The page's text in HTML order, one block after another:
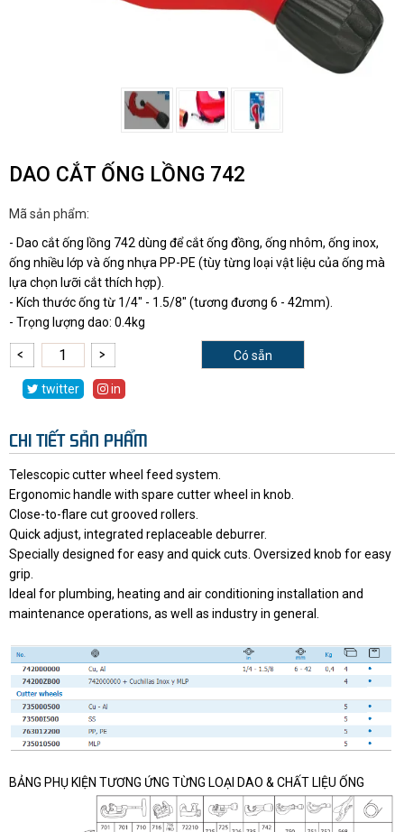
DAO CẮT ỐNG LỒNG 742
Mã sản phẩm:
- Dao cắt ống lồng 742 dùng để cắt ống đồng, ống nhôm, ống inox,
ống nhiều lớp và ống nhựa PP-PE (tùy từng loại vật liệu của ống mà
lựa chọn lưỡi cắt thích hợp).
- Kích thước ống từ 1/4" - 1.5/8" (tương đương 6 - 42mm).
- Trọng lượng dao: 0.4kg
Có sẵn
twitter in
CHI TIẾT SẢN PHẨM
Telescopic cutter wheel feed system.
Ergonomic handle with spare cutter wheel in knob.
Close-to-flare cut grooved rollers.
Quick adjust, integrated replaceable deburrer.
Specially designed for easy and quick cuts. Oversized knob for easy
grip.
Ideal for plumbing, heating and air conditioning installation and
maintenance operations, as well as industry in general.
BẢNG PHỤ KIỆN TƯƠNG ỨNG TỪNG LOẠI DAO & CHẤT LIỆU ỐNG